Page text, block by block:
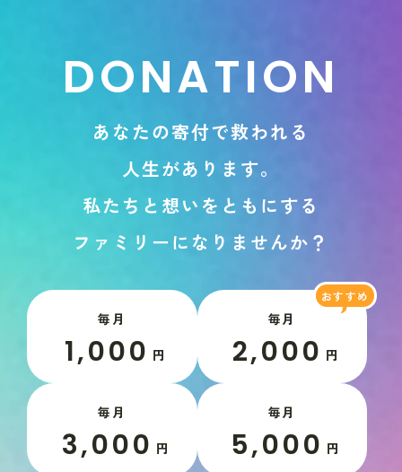
DONATION
あ な たの寄付で救われ る
人生があ り ま す。
私た ち と 想い を と も にする
フ ァ ミ リ ーに な り ま せんか ？
毎月
1,000 円
毎月
2,000 円
毎月
3,000 円
毎月
5,000 円